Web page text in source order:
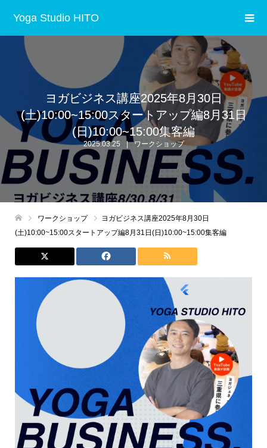
Yoga Studio HITO
ヨガビジネス講座2025年8月30日
(土)10:00~15:00スタートアップ編8月31日
(日)10:00~15:00集客編
2025.03.25 ワークショップ
ワークショップ
ヨガビジネス講座2025年8月30日
(土)10:00~15:00スタートアップ編8月31日(日)10:00~15:00集客編